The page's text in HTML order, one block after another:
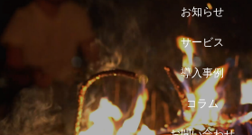
お知らせ
サービス
導入事例
コラム